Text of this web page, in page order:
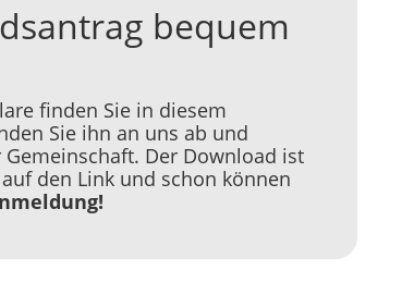
bequem
finden Sie in diesem
Sie ihn an uns ab und
Der Download ist
den Link und schon können